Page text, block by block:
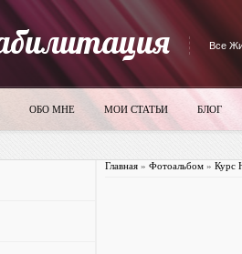
Все
ОБО МНЕ МОИ СТАТЬИ БЛОГ
Главная» Фотоальбом» Курс